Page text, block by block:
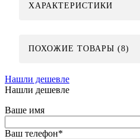
ХАРАКТЕРИСТИКИ
ПОХОЖИЕ ТОВАРЫ (8)
Нашли дешевле
Нашли дешевле
Ваше имя
Ваш телефон*